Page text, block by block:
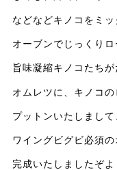
などなどキノコをミッ
オーブンでじっくりロ
旨味凝縮キノコたち
オムレツに、キノコ
プットンいたしまし
ワイングビグビ必須
完成いたしましたぞよ